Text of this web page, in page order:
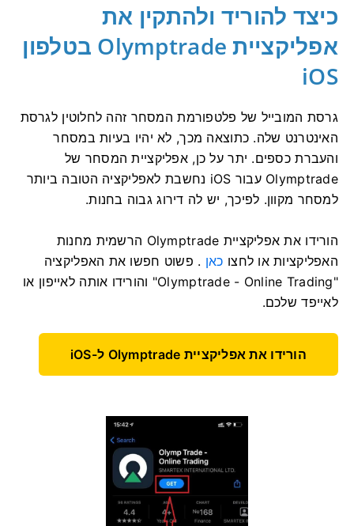
כיצד להוריד ולהתקין את
אפליקציית Olymptrade בטלפון
iOS
גרסת המובייל של פלטפורמת המסחר זהה לחלוטין לגרסת
האינטרנט שלה. כתוצאה מכך, לא יהיו בעיות במסחר
והעברת כספים. יתר על כן, אפליקציית המסחר של
Olymptrade עבור iOS נחשבת לאפליקציה הטובה ביותר
למסחר מקוון. לפיכך, יש לה דירוג גבוה בחנות.
הורידו את אפליקציית Olymptrade הרשמית מחנות
האפליקציות או לחצו כאן . פשוט חפשו את האפליקציה
"Olymptrade - Online Trading" והורידו אותה לאייפון או
לאייפד שלכם.
הורידו את אפליקציית Olymptrade ל-iOS